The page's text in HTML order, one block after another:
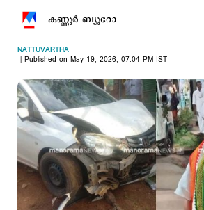
കണ്ണൂര്‍ ബ്യൂറോ
NATTUVARTHA
Published on May 19, 2026, 07:04 PM IST